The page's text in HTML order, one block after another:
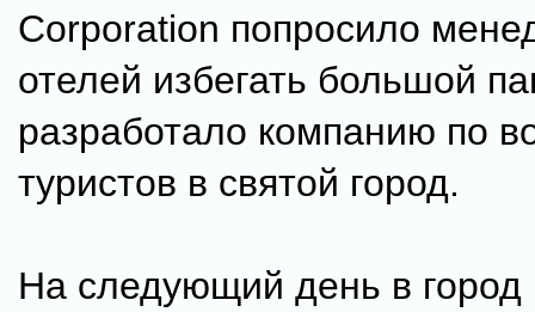
Corporation попросило
отелей избегать большой
разработало компанию по
туристов в святой город.
На следующий день в город